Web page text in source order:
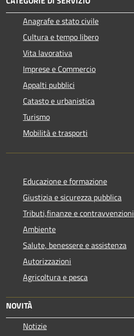
Anagrafe e stato civile
Cultura e tempo libero
Vita lavorativa
Imprese e Commercio
Appalti pubblici
Catasto e urbanistica
Turismo
Mobilità e trasporti
Educazione e formazione
Giustizia e sicurezza pubblica
Tributi,finanze e contravvenzioni
Ambiente
Salute, benessere e assistenza
Autorizzazioni
Agricoltura e pesca
NOVITÀ
Notizie